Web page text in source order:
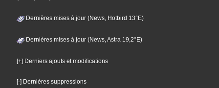
Dernières mises à jour (News, Hotbird 13°E)
Dernières mises à jour (News, Astra 19,2°E)
[+] Derniers ajouts et modifications
[-] Dernières suppressions